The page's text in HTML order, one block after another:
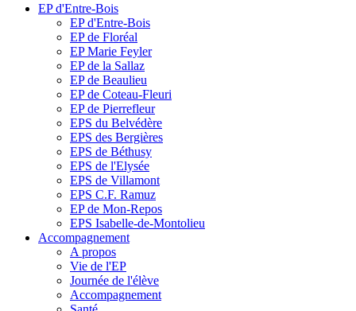
EP d'Entre-Bois
EP d'Entre-Bois
EP de Floréal
EP Marie Feyler
EP de la Sallaz
EP de Beaulieu
EP de Coteau-Fleuri
EP de Pierrefleur
EPS du Belvédère
EPS des Bergières
EPS de Béthusy
EPS de l'Elysée
EPS de Villamont
EPS C.F. Ramuz
EP de Mon-Repos
EPS Isabelle-de-Montolieu
Accompagnement
A propos
Vie de l'EP
Journée de l'élève
Accompagnement